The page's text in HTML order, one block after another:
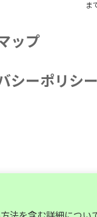
ま
ップ
シーポリシー